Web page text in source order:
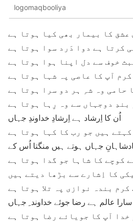
logomaqbooliya
عشق کا بیمار بھی کیا ہوتا ہے
کرتا ہے دوا دَرد سوا ہوتا ہے
خوف سے دل اپنا ہوا ہوتا ہے
کرم آپ کا عاصی پہ شہا ہوتا ہے
حامی وہ شہِ ہر دو سرا ہوتا ہے
بندِ دوجہاں سے وہ رِہا ہوتا ہے
اُن کا اِرشاد ہے اِرشادِ خداوندِ جہاں
کہتے ہیں جو رب کا کہا ہوتا ہے
جہاں ہوتے ہیں منگتا اُس کے
کوچے کا شاہا جو گدا ہوتا ہے
کا اِشارے سے بڑھا دیتے ہیں
کرم بندہ نوازی پہ تلا ہوتا ہے
سارا عالم ہے رضا جوئے خداوند ِ جہاں
خدا آپ کا جویائے رضا ہوتا ہے